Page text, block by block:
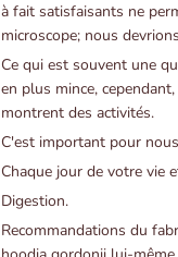
à fait satisfaisants ne
microscope; nous
Ce qui est souvent une
en plus mince,
montrent des activités.
C'est important pour
Chaque jour de votre vie
Digestion.
Recommandations du